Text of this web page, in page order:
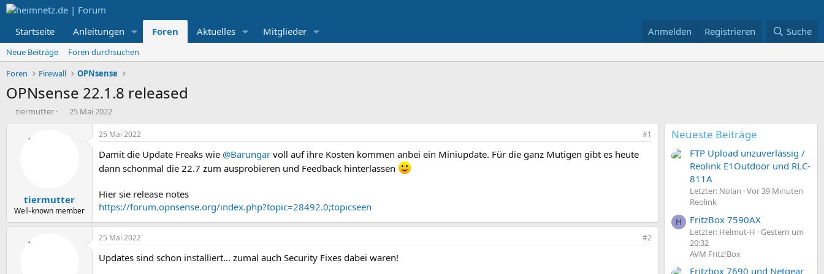
Startseite Anleitungen Foren Aktuelles Mitglieder Anmelden Registrieren Suche
Neue Beiträge
Foren durchsuchen
Foren
Firewall OPNsense
OPNsense 22.1.8 released
E
tiermutter
E
a
m
25 Mai 2022
tiermutter
Well-known member
25 Mai 2022 #1
Damit die Update Freaks wie @Barungar voll auf ihre Kosten kommen anbei ein Miniupdate. Für die ganz Mutigen gibt es heute
dann schonmal die 22.7 zum ausprobieren und Feedback hinterlassen
Hier sie release notes
https://forum.opnsense.org/index.php?topic=28492.0;topicseen
25 Mai 2022 #2
Updates sind schon installiert... zumal auch Security Fixes dabei waren!
Neueste Beiträge
FTP Upload unzuverlässig /
Reolink E1Outdoor und RLC-
811A
Letzter: Nolan Vor 39 Minuten
Reolink
H FritzBox 7590AX
Letzter: Helmut-H
Gestern um
20:32
AVM Fritz!Box
Fritzbox 7690 und Netgear